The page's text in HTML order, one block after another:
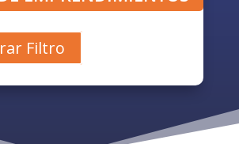
Filtro